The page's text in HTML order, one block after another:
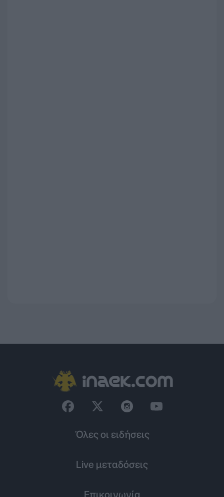
Όλες οι ειδήσεις
Live μεταδόσεις